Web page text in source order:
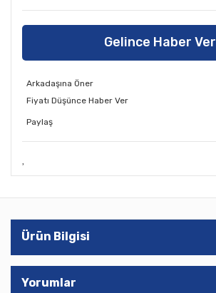
Gelince Haber Ver
Arkadaşına Öner
Fiyatı Düşünce Haber Ver
Paylaş
Ürün Bilgisi
Yorumlar